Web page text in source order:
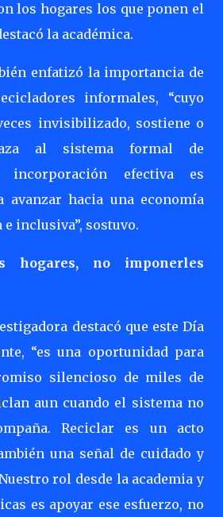
los hogares los que ponen el
la académica.
enfatizó la importancia de
informales, “cuyo
invisibilizado, sostiene o
al sistema formal de
incorporación efectiva es
avanzar hacia una economía
inclusiva”, sostuvo.
hogares, no imponerles
destacó que este Día
“es una oportunidad para
silencioso de miles de
aun cuando el sistema no
Reciclar es un acto
una señal de cuidado y
rol desde la academia y
es apoyar ese esfuerzo, no